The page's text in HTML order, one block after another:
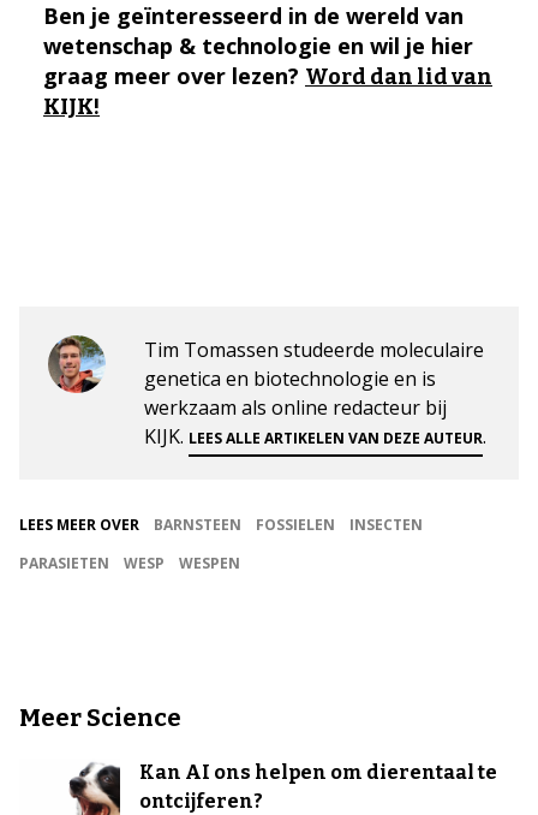
Ben je geïnteresseerd in de wereld van
wetenschap & technologie en wil je hier
graag meer over lezen? Word dan lid van
KIJK!
Tim Tomassen studeerde moleculaire
genetica en biotechnologie en is
werkzaam als online redacteur bij
KIJK. LEES ALLE ARTIKELEN VAN DEZE AUTEUR.
LEES MEER OVER BARNSTEEN FOSSIELEN
INSECTEN
PARASIETEN
WESP WESPEN
Meer Science
Kan AI ons helpen om dierentaal te
ontcijferen?